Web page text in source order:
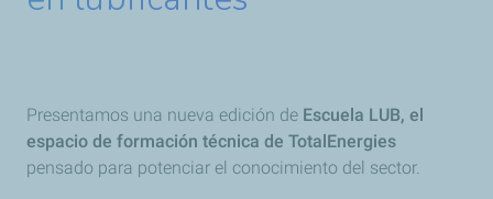
Presentamos una nueva edición de Escuela LUB, el
espacio de formación técnica de TotalEnergies
pensado para potenciar el conocimiento del sector.